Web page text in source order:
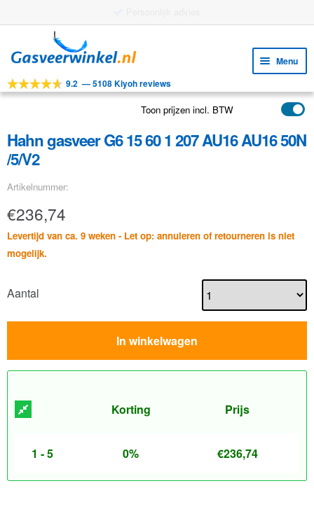
door
navigatie
naar
inhoud
Menu
Tools
Toepassingen
9.2 —5108 Kiyoh reviews
Toon prijzen incl. BTW
Hahn gasveer G6 15 60 1 207 AU16 AU16 50N
/5/V2
Artikelnummer:
€236,74
Levertijd van ca. 9 weken - Let op: annuleren of retourneren is niet
mogelijk.
Aantal
In winkelwagen
Korting Prijs
1 - 5 0% €236,74